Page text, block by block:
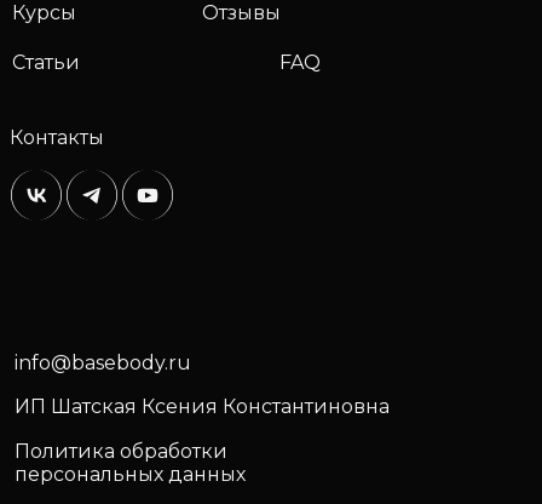
Курсы
Статьи
Отзывы
FAQ
Контакты
ИП Шатская Ксения Константиновна
Политика обработки
персональных данных
info@basebody.ru